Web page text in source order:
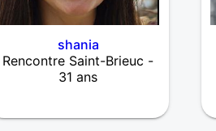
shania
Rencontre Saint-Brieuc -
31 ans